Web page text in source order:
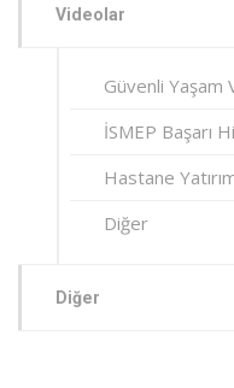
Videolar
Güvenli Yaşam
İSMEP Başarı
Hastane
Diğer
Diğer